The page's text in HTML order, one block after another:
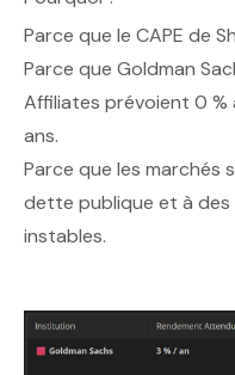
Parce que le CAPE de
Parce que Goldman
Affiliates prévoient 0 %
ans.
Parce que les marchés
dette publique et à
instables.